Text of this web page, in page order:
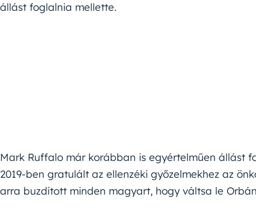
állást foglalnia mellette.
Mark Ruffalo már korábban is egyértelműen állást
2019-ben gratulált az ellenzéki győzelmekhez az
arra buzdított minden magyart, hogy váltsa le